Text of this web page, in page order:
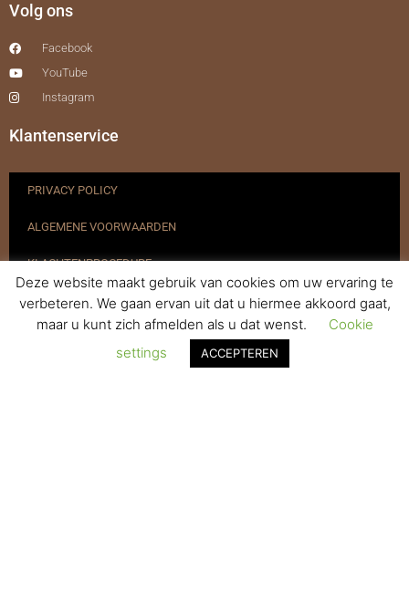
Volg ons
Facebook
YouTube
Instagram
Klantenservice
PRIVACY POLICY
ALGEMENE VOORWAARDEN
KLACHTENPROCEDURE
VERZENDEN & RETOURNEREN
Deze website maakt gebruik van cookies om uw ervaring te
verbeteren. We gaan ervan uit dat u hiermee akkoord gaat,
maar u kunt zich afmelden als u dat wenst.
Cookie
settings
ACCEPTEREN